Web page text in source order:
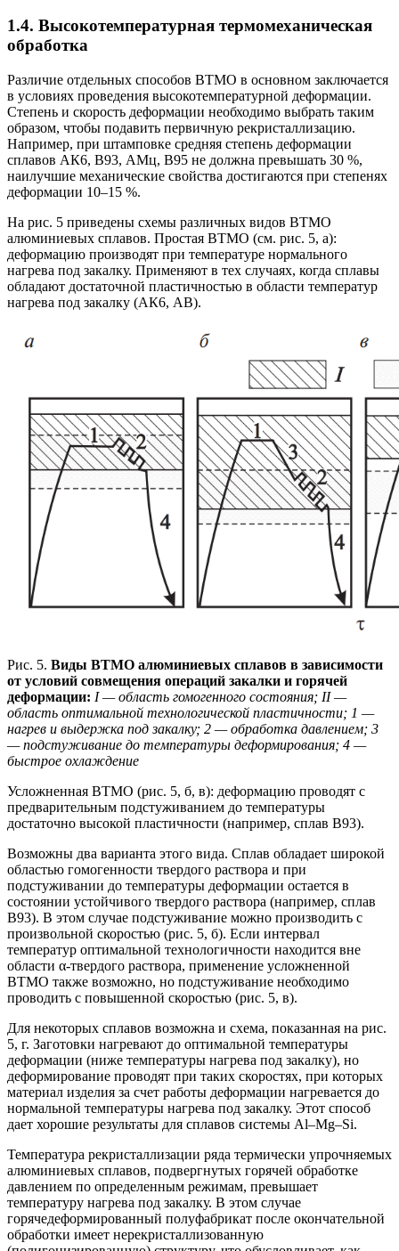
1.4. Высокотемпературная термомеханическая
обработка
Различие отдельных способов ВТМО в основном заключается
в условиях проведения высокотемпературной деформации.
Степень и скорость деформации необходимо выбрать таким
образом, чтобы подавить первичную рекристаллизацию.
Например, при штамповке средняя степень деформации
сплавов АК6, В93, АМц, В95 не должна превышать 30 %,
наилучшие механические свойства достигаются при степенях
деформации 10–15 %.
На рис. 5 приведены схемы различных видов ВТМО
алюминиевых сплавов. Простая ВТМО (см. рис. 5, а):
деформацию производят при температуре нормального
нагрева под закалку. Применяют в тех случаях, когда сплавы
обладают достаточной пластичностью в области температур
нагрева под закалку (АК6, АВ).
Рис. 5. Виды ВТМО алюминиевых сплавов в зависимости
от условий совмещения операций закалки и горячей
деформации: I — область гомогенного состояния; II —
область оптимальной технологической пластичности; 1 —
нагрев и выдержка под закалку; 2 — обработка давлением; 3
— подстуживание до температуры деформирования; 4 —
быстрое охлаждение
Усложненная ВТМО (рис. 5, б, в): деформацию проводят с
предварительным подстуживанием до температуры
достаточно высокой пластичности (например, сплав В93).
Возможны два варианта этого вида. Сплав обладает широкой
областью гомогенности твердого раствора и при
подстуживании до температуры деформации остается в
состоянии устойчивого твердого раствора (например, сплав
В93). В этом случае подстуживание можно производить с
произвольной скоростью (рис. 5, б). Если интервал
температур оптимальной технологичности находится вне
области α-твердого раствора, применение усложненной
ВТМО также возможно, но подстуживание необходимо
проводить с повышенной скоростью (рис. 5, в).
Для некоторых сплавов возможна и схема, показанная на рис.
5, г. Заготовки нагревают до оптимальной температуры
деформации (ниже температуры нагрева под закалку), но
деформирование проводят при таких скоростях, при которых
материал изделия за счет работы деформации нагревается до
нормальной температуры нагрева под закалку. Этот способ
дает хорошие результаты для сплавов системы Al–Mg–Si.
Температура рекристаллизации ряда термически упрочняемых
алюминиевых сплавов, подвергнутых горячей обработке
давлением по определенным режимам, превышает
температуру нагрева под закалку. В этом случае
горячедеформированный полуфабрикат после окончательной
обработки имеет нерекристаллизованную